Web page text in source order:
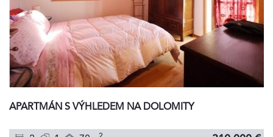
APARTMÁN S VÝHLEDEM NA DOLOMITY